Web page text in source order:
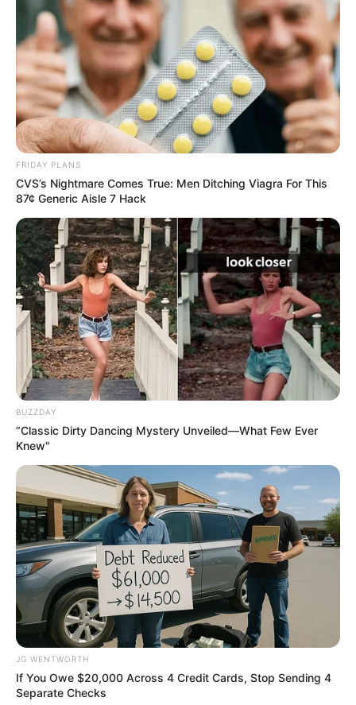
Feeling Tired? Here's The Trick To Perform Better
MEDVI
Men 45+ Are Trying This To Perform Better
MEDVI
This New Will Give You An Erection After +45
MEDVI
เว็บไซต์นี้ใช้คุกกี้
เพื่อการนำเสนอเนื้อหาที่ดี รวมถึงการจัดการข้อมูลส่วนบุคคล เพื่อให้คุณได้รับ
ประสบการณ์ที่ดีบนบริการของเว็บไซต์เรา หากคุณใช้บริการเว็บไซต์นี้ต่อไปโดย
ไม่มีการปรับตั้งค่าใดๆนั้น แสดงว่าคุณยอมรับนโยบายคุกกี้และนโยบายส่วน
บุคคลของเรา
ยอมรับ เรียนรู้เพิ่มเติม
FRIDAY PLANS
CVS’s Nightmare Comes True: Men Ditching Viagra For This
87¢ Generic Aisle 7 Hack
BUZZDAY
“Classic Dirty Dancing Mystery Unveiled—What Few Ever
Knew"
JG WENTWORTH
If You Owe $20,000 Across 4 Credit Cards, Stop Sending 4
Separate Checks